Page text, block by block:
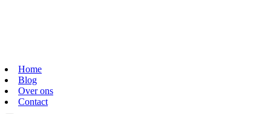
Home
Blog
Over ons
Contact